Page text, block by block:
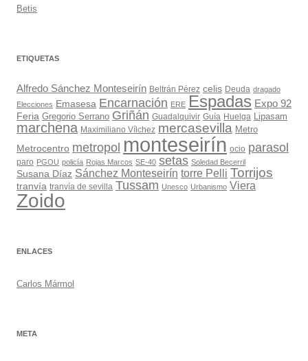
Betis
ETIQUETAS
Alfredo Sánchez Monteseirín Beltrán Pérez celis Deuda dragado
Elecciones Emasesa Encarnación ERE Espadas Expo 92
Feria Gregorio Serrano Griñán Guadalquivir Guía Huelga Lipasam
marchena Maximiliano Vílchez mercasevilla Metro
Metrocentro metropol monteseirín ocio parasol
paro PGOU policía Rojas Marcos SE-40 setas Soledad Becerril
Susana Díaz Sánchez Monteseirín torre Pelli Torrijos
tranvía tranvía de sevilla Tussam Unesco Urbanismo Viera
Zoido
ENLACES
Carlos Mármol
META